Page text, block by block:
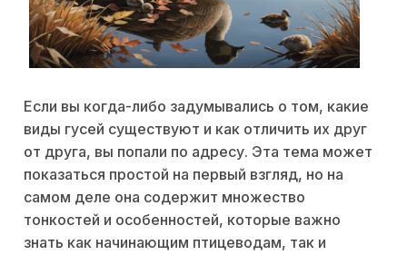
Если вы когда-либо задумывались о том, какие
виды гусей существуют и как отличить их друг
от друга, вы попали по адресу. Эта тема может
показаться простой на первый взгляд, но на
самом деле она содержит множество
тонкостей и особенностей, которые важно
знать как начинающим птицеводам, так и